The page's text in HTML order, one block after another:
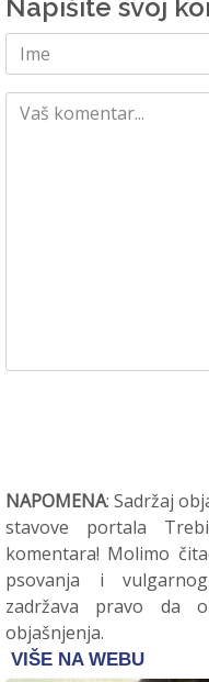
Napišite svoj
NAPOMENA: Sadržaj
stavove portala
komentara! Molimo
psovanja i
zadržava pravo da
objašnjenja.